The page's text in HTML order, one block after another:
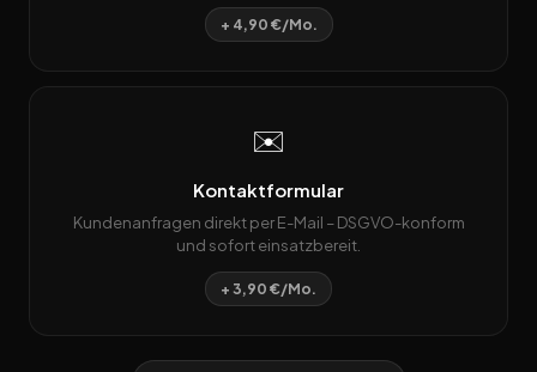
+ 4,90 €/Mo.
✉️
Kontaktformular
Kundenanfragen direkt per E-Mail – DSGVO-konform
und sofort einsatzbereit.
+ 3,90 €/Mo.